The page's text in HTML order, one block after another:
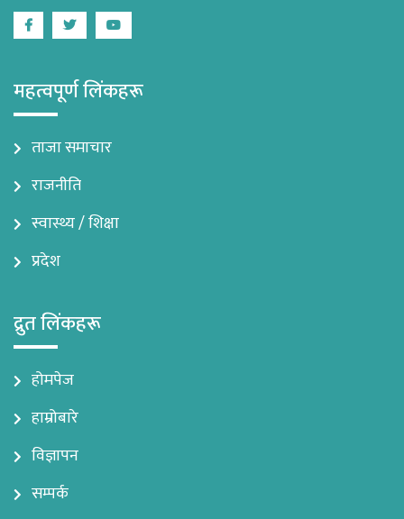
FacebookTwitterYoutube
महत्वपूर्ण लिंकहरू
ताजा समाचार
राजनीति
स्वास्थ्य / शिक्षा
प्रदेश
द्रुत लिंकहरू
होमपेज
हाम्रोबारे
विज्ञापन
सम्पर्क